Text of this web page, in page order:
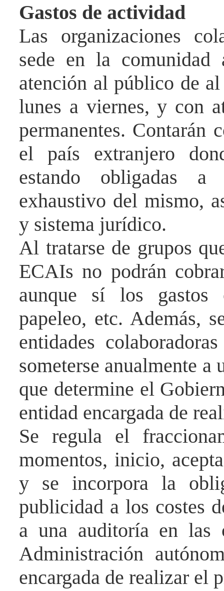
Gastos de actividad
Las organizaciones
sede en la comunidad
atención al público de
lunes a viernes, y con
permanentes. Contarán
el país extranjero
estando obligadas a
exhaustivo del mismo,
y sistema jurídico.
Al tratarse de grupos
ECAIs no podrán
aunque sí los gastos
papeleo, etc. Además,
entidades
someterse anualmente
que determine el
entidad encargada de
Se regula el
momentos, inicio,
y se incorpora la
publicidad a los costes
a una auditoría en las
Administración
encargada de realizar el